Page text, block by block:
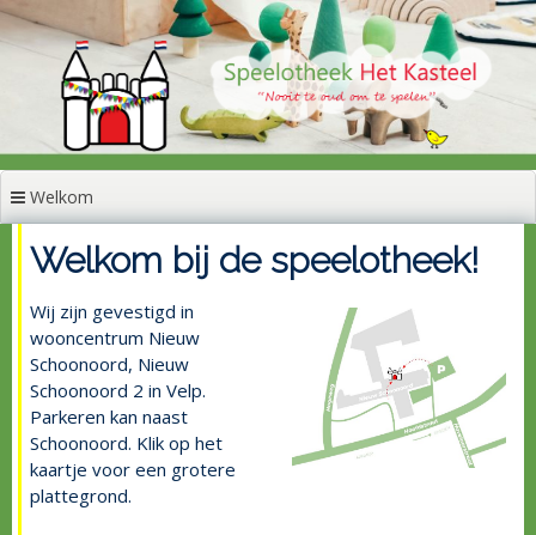
Naar
de
springen
Welkom
Welkom bij de speelotheek!
Wij zijn gevestigd in
wooncentrum Nieuw
Schoonoord, Nieuw
Schoonoord 2 in Velp.
Parkeren kan naast
Schoonoord. Klik op het
kaartje voor een grotere
plattegrond.